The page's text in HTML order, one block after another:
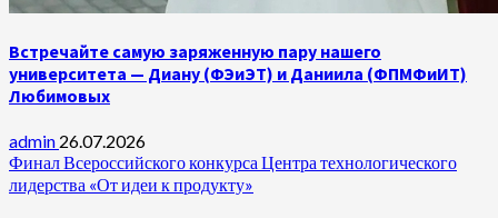
Встречайте самую заряженную пару нашего
университета — Диану (ФЭиЭТ) и Даниила (ФПМФиИТ)
Любимовых
admin 26.07.2026
Финал Всероссийского конкурса Центра технологического
лидерства «От идеи к продукту»